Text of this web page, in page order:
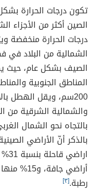
تكون درجات الحرارة
الصين أكثر من الأجزاء
درجات الحرارة منخفضة
الشمالية من البلاد
الصيف بشكل عام، حيث
المناطق الجنوبية
200سم، ويقل الهطل
بالذكر أنّ الأراضي
اراضي قاحلة بنسبة 31% من إجمالي
رطبة.[٣]